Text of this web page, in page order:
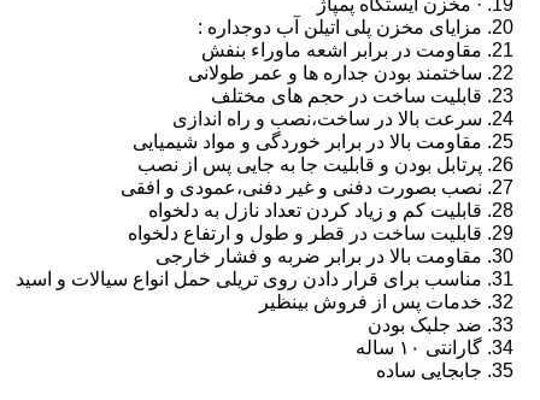
مزایای مخزن پلی اتیلن آب دوجداره :
مقاومت در برابر اشعه ماوراء بنفش
ساختمند بودن جداره ها و عمر طولانی
قابلیت ساخت در حجم های مختلف
سرعت بالا در ساخت،نصب و راه اندازی
مقاومت بالا در برابر خوردگی و مواد شیمیایی
پرتابل بودن و قابلیت جا به جایی پس از نصب
نصب بصورت دفنی و غیر دفنی،عمودی و افقی
قابلیت کم و زیاد کردن تعداد نازل به دلخواه
قابلیت ساخت در قطر و طول و ارتفاع دلخواه
مقاومت بالا در برابر ضربه و فشار خارجی
مناسب برای قرار دادن روی تریلی حمل انواع سیالات و اسید
خدمات پس از فروش بینظیر
ضد جلبک بودن
گارانتی ۱۰ ساله
جابجایی ساده